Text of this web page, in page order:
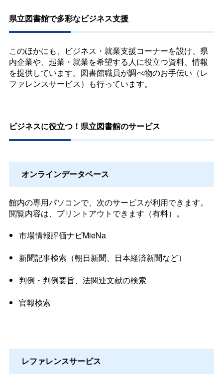
県立図書館で多彩なビジネス支援
このほかにも、ビジネス・就業支援コーナーを設け、県
内企業や、起業・就業を希望する人に役立つ資料、情報
を提供しています。図書館職員が調べ物のお手伝い（レ
ファレンスサービス）も行っています。
ビジネスに役立つ！県立図書館のサービス
オンラインデータベース
館内の専用パソコンで、次のサービスが利用できます。
閲覧内容は、プリントアウトできます（有料）。
市場情報評価ナビMieNa
新聞記事検索（朝日新聞、日本経済新聞など）
判例・判例要旨、法関連文献の検索
官報検索
レファレンスサービス